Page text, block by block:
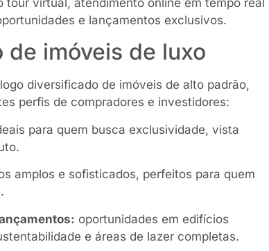
virtual, atendimento online em tempo real
e lançamentos exclusivos.
imóveis de luxo
diversificado de imóveis de alto padrão,
perfis de compradores e investidores:
para quem busca exclusividade, vista
amplos e sofisticados, perfeitos para quem
oportunidades em edifícios
e áreas de lazer completas.